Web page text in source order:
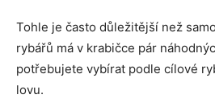
Tohle je často důležitější než
rybářů má v krabičce pár
potřebujete vybírat podle cílové
lovu.